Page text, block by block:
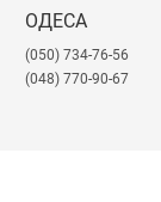
ОДЕСА
(050) 734-76-56
(048) 770-90-67